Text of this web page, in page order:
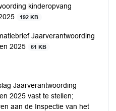
kinderopvang
192 KB
Jaarverantwoording
2025
61 KB
Jaarverantwoording
2025 vast te stellen;
aan de Inspectie van het